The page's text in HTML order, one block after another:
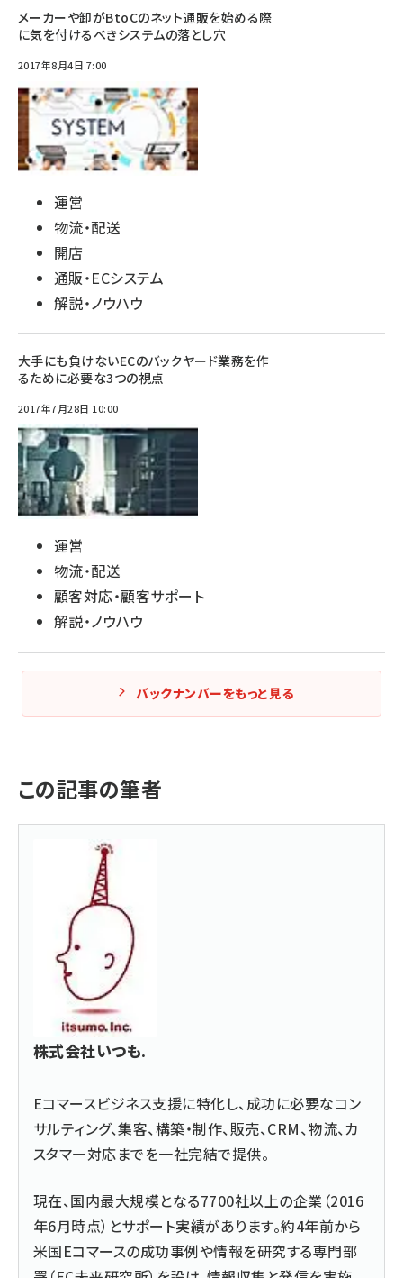
メーカーや卸がBtoCのネット通販を始める際
に気を付けるべきシステムの落とし穴
2017年8月4日 7:00
運営
物流・配送
開店
通販・ECシステム
解説・ノウハウ
大手にも負けないECのバックヤード業務を作
るために必要な3つの視点
2017年7月28日 10:00
運営
物流・配送
顧客対応・顧客サポート
解説・ノウハウ
バックナンバーをもっと見る
この記事の筆者
株式会社いつも.
Eコマースビジネス支援に特化し、成功に必要なコン
サルティング、集客、構築・制作、販売、CRM、物流、カ
スタマー対応までを一社完結で提供。
現在、国内最大規模となる7700社以上の企業（2016
年6月時点）とサポート実績があります。約4年前から
米国Eコマースの成功事例や情報を研究する専門部